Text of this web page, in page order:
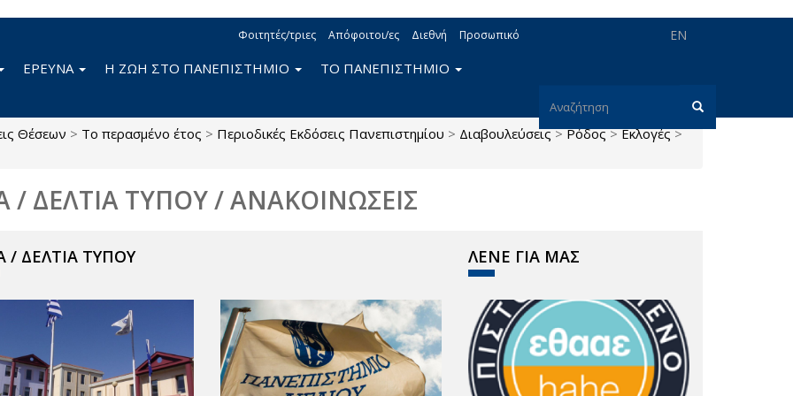
EN
Φοιτητές/τριες Απόφοιτοι/ες Διεθνή Προσωπικό
Φόρμα
αναζήτησης
Αναζήτηση
ΕΡΕΥΝΑ Η ΖΩΗ ΣΤΟ ΠΑΝΕΠΙΣΤΗΜΙΟ ΤΟ ΠΑΝΕΠΙΣΤΗΜΙΟ
Θέσεων > Το περασμένο έτος > Περιοδικές Εκδόσεις Πανεπιστημίου > Διαβουλεύσεις > Ρόδος > Εκλογές >
/ ΔΕΛΤΙΑ ΤΥΠΟΥ / ΑΝΑΚΟΙΝΩΣΕΙΣ
/ ΔΕΛΤΙΑ ΤΥΠΟΥ ΛΕΝΕ ΓΙΑ ΜΑΣ